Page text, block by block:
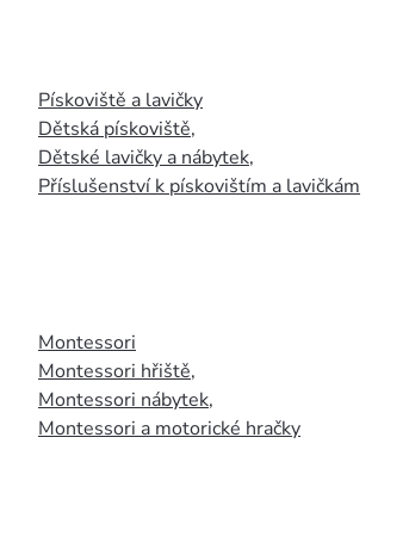
Pískoviště a lavičky
Dětská pískoviště,
Dětské lavičky a nábytek,
Příslušenství k pískovištím a lavičkám
Montessori
Montessori hřiště,
Montessori nábytek,
Montessori a motorické hračky